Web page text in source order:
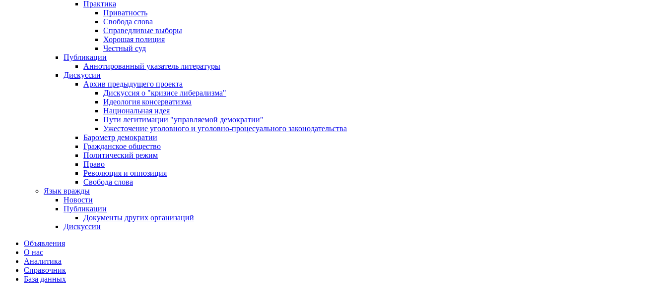
Практика
Приватность
Свобода слова
Справедливые выборы
Хорошая полиция
Честный суд
Публикации
Аннотированный указатель литературы
Дискуссии
Архив предыдущего проекта
Дискуссия о "кризисе либерализма"
Идеология консерватизма
Национальная идея
Пути легитимации "управляемой демократии"
Ужесточение уголовного и уголовно-процесуального законодательства
Барометр демократии
Гражданское общество
Политический режим
Право
Революция и оппозиция
Свобода слова
Язык вражды
Новости
Публикации
Документы других организаций
Дискуссии
Объявления
О нас
Аналитика
Справочник
База данных